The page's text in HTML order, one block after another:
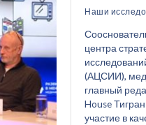
Наши
центра
(АЦСИИ),
главный
House
участие в